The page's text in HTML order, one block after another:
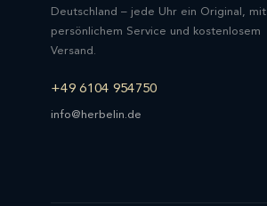
Deutschland – jede Uhr ein Original, mit
persönlichem Service und kostenlosem
Versand.
+49 6104 954750
info@herbelin.de